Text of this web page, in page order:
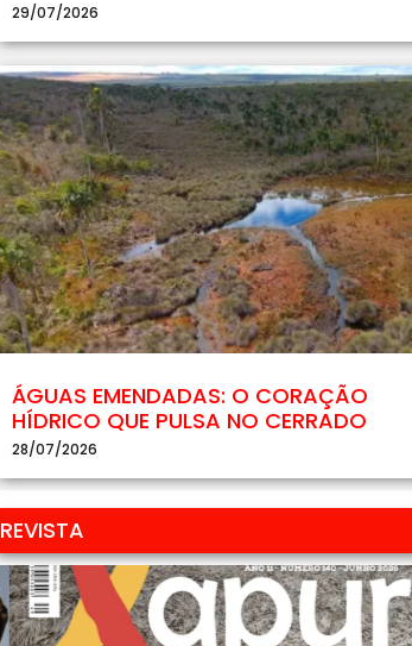
29/07/2026
ÁGUAS EMENDADAS: O CORAÇÃO
HÍDRICO QUE PULSA NO CERRADO
28/07/2026
REVISTA